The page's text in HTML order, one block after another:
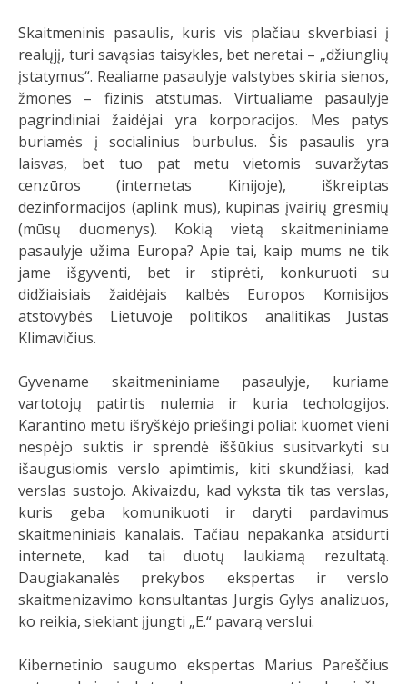
Skaitmeninis pasaulis, kuris vis plačiau skverbiasi į
realųjį, turi savąsias taisykles, bet neretai – „džiunglių
įstatymus“. Realiame pasaulyje valstybes skiria sienos,
žmones – fizinis atstumas. Virtualiame pasaulyje
pagrindiniai žaidėjai yra korporacijos. Mes patys
buriamės į socialinius burbulus. Šis pasaulis yra
laisvas, bet tuo pat metu vietomis suvaržytas
cenzūros (internetas Kinijoje), iškreiptas
dezinformacijos (aplink mus), kupinas įvairių grėsmių
(mūsų duomenys). Kokią vietą skaitmeniniame
pasaulyje užima Europa? Apie tai, kaip mums ne tik
jame išgyventi, bet ir stiprėti, konkuruoti su
didžiaisiais žaidėjais kalbės Europos Komisijos
atstovybės Lietuvoje politikos analitikas Justas
Klimavičius.
Gyvename skaitmeniniame pasaulyje, kuriame
vartotojų patirtis nulemia ir kuria techologijos.
Karantino metu išryškėjo priešingi poliai: kuomet vieni
nespėjo suktis ir sprendė iššūkius susitvarkyti su
išaugusiomis verslo apimtimis, kiti skundžiasi, kad
verslas sustojo. Akivaizdu, kad vyksta tik tas verslas,
kuris geba komunikuoti ir daryti pardavimus
skaitmeniniais kanalais. Tačiau nepakanka atsidurti
internete, kad tai duotų laukiamą rezultatą.
Daugiakanalės prekybos ekspertas ir verslo
skaitmenizavimo konsultantas Jurgis Gylys analizuos,
ko reikia, siekiant įjungti „E.“ pavarą verslui.
Kibernetinio saugumo ekspertas Marius Pareščius